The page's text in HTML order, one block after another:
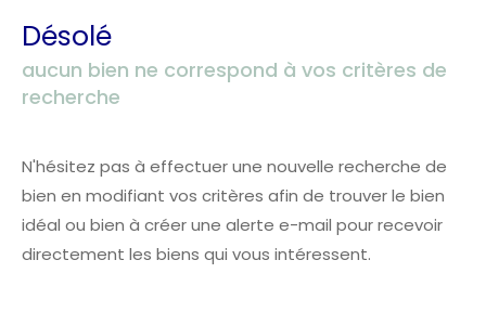
Désolé
aucun bien ne correspond à vos critères de
recherche
N'hésitez pas à effectuer une nouvelle recherche de
bien en modifiant vos critères afin de trouver le bien
idéal ou bien à créer une alerte e-mail pour recevoir
directement les biens qui vous intéressent.